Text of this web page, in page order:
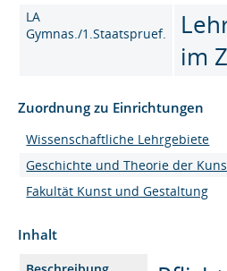
LA
Gymnas./1.Staatspruef.
im
Zuordnung zu Einrichtungen
Wissenschaftliche Lehrgebiete
Geschichte und Theorie der
Fakultät Kunst und Gestaltung
Inhalt